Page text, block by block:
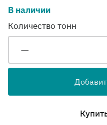
В наличии
Количество тонн